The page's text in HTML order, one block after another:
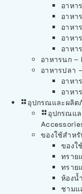
อาหา
อาหา
อาหา
อาหา
อาหา
อาหารนก –
อาหารปลา
อาหา
อาหา
อุปกรณและผลิต
อุปกรณแ
ของใช้สำหรั
ของใ
ทราย
ทราย
ห้องน้
ชามแ